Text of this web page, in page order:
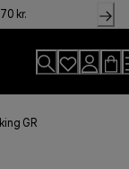
kr.
GR